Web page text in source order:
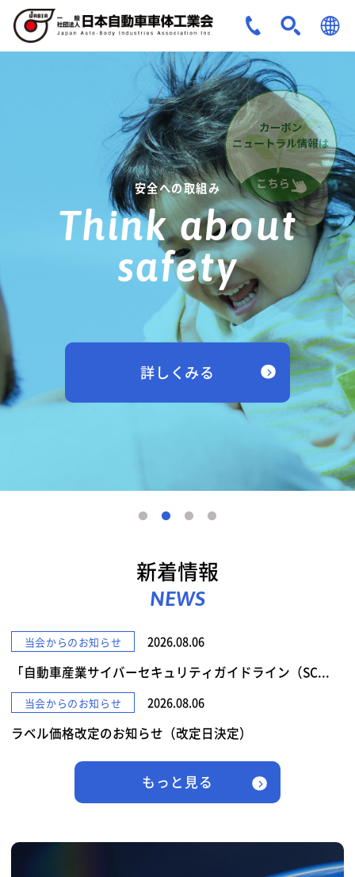
ENG
安全への取組み
Think about
safety
詳しくみる
新着情報
NEWS
当会からのお知らせ 2026.08.06
「自動車産業サイバーセキュリティガイドライン（SC...
当会からのお知らせ 2026.08.06
ラベル価格改定のお知らせ（改定日決定）
もっと見る